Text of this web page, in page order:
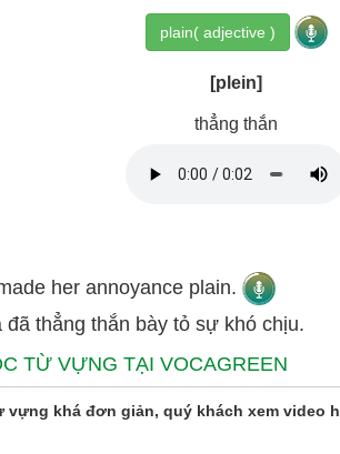
plain( adjective )
[plein]
thẳng thắn
her annoyance plain.
đã thẳng thắn bày tỏ sự khó chịu.
TỪ VỰNG TẠI VOCAGREEN
vựng khá đơn giản, quý khách xem video